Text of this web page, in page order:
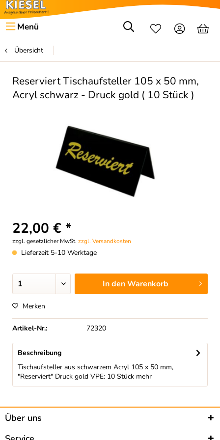
Menü
Übersicht
Reserviert Tischaufsteller 105 x 50 mm,
Acryl schwarz - Druck gold ( 10 Stück )
22,00 € *
zzgl. gesetzlicher MwSt. zzgl. Versandkosten
Lieferzeit 5-10 Werktage
In denWarenkorb
Merken
Artikel-Nr.: 72320
Beschreibung
Tischaufsteller aus schwarzem Acryl 105 x 50 mm,
"Reserviert" Druck gold VPE: 10 Stück mehr
Über uns